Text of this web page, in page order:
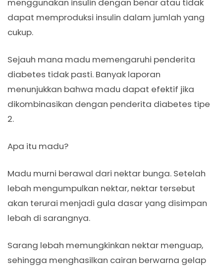
menggunakan insulin dengan benar atau tidak
dapat memproduksi insulin dalam jumlah yang
cukup.
Sejauh mana madu memengaruhi penderita
diabetes tidak pasti. Banyak laporan
menunjukkan bahwa madu dapat efektif jika
dikombinasikan dengan penderita diabetes tipe
2.
Apa itu madu?
Madu murni berawal dari nektar bunga. Setelah
lebah mengumpulkan nektar, nektar tersebut
akan terurai menjadi gula dasar yang disimpan
lebah di sarangnya.
Sarang lebah memungkinkan nektar menguap,
sehingga menghasilkan cairan berwarna gelap